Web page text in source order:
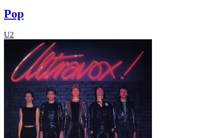
Pop
U2